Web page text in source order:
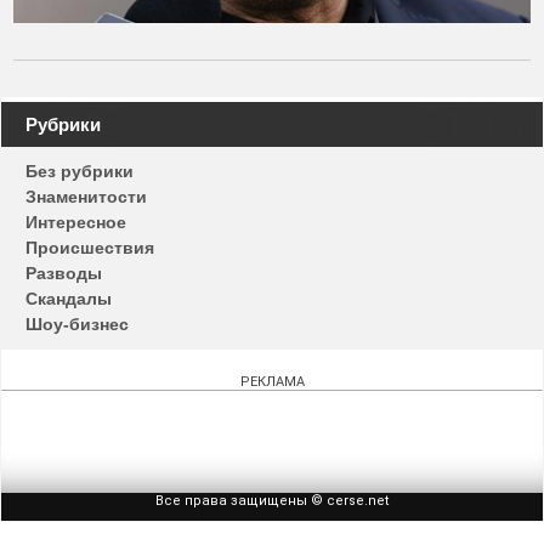
Навигация
по
записям
Рубрики
Без рубрики
Знаменитости
Интересное
Происшествия
Разводы
Скандалы
Шоу-бизнес
РЕКЛАМА
Все права защищены © cerse.net